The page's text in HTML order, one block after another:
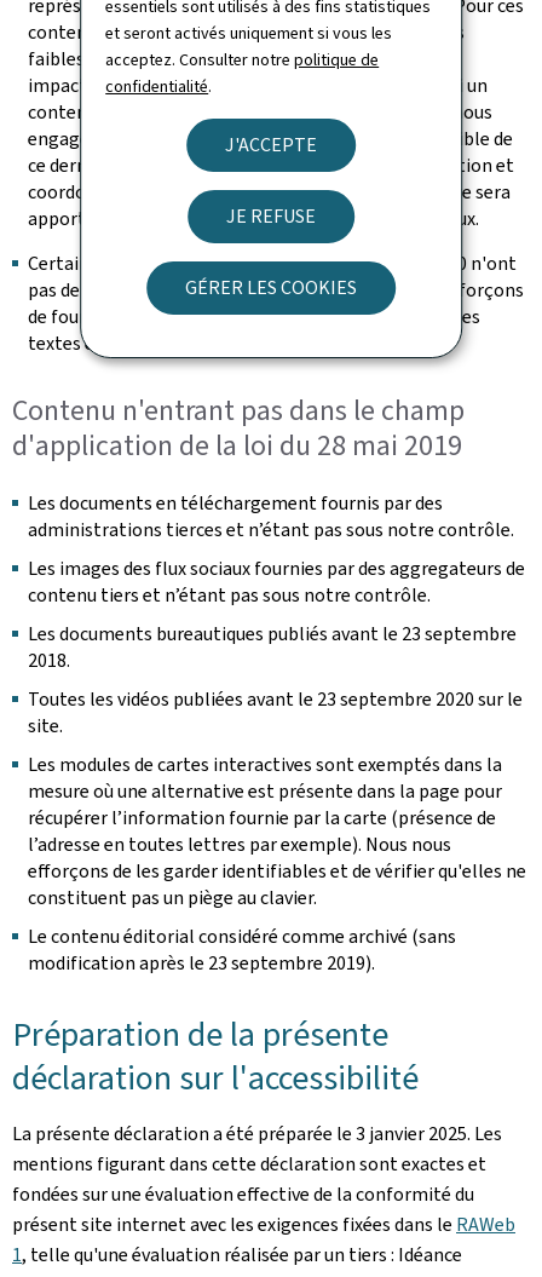
essentiels sont utilisés à des fins statistiques
et seront activés uniquement si vous les
acceptez. Consulter notrepolitique de
confidentialité.
J'ACCEPTE
JE REFUSE
GÉRER LES COOKIES
représente une charge de travail trop conséquente. Pour ces
contenus, il a été vérifié que, bien que présentant des
faiblesses de structuration, les non-conformités les
impactant ne bloquent pas l’accès à l’information. Si un
contenu s’avérait malgré tout non accessible, nous nous
engageons à fournir sur demande une version accessible de
ce dernier (se référer à la section « Retour d'information et
coordonnées de contact »). Une attention particulière sera
apportée à la rédaction des futurs contenus éditoriaux.
Certaines vidéos publiées après le 23 septembre 2020 n'ont
pas de transcription textuelle adaptée. Nous nous efforçons
de fournir les messages transmis dans la vidéo dans les
textes environnants
Contenu n'entrant pas dans le champ
d'application de la loi du 28 mai 2019
Les documents en téléchargement fournis par des
administrations tierces et n’étant pas sous notre contrôle.
Les images des flux sociaux fournies par des aggregateurs de
contenu tiers et n’étant pas sous notre contrôle.
Les documents bureautiques publiés avant le 23 septembre
2018.
Toutes les vidéos publiées avant le 23 septembre 2020 sur le
site.
Les modules de cartes interactives sont exemptés dans la
mesure où une alternative est présente dans la page pour
récupérer l’information fournie par la carte (présence de
l’adresse en toutes lettres par exemple). Nous nous
efforçons de les garder identifiables et de vérifier qu'elles ne
constituent pas un piège au clavier.
Le contenu éditorial considéré comme archivé (sans
modification après le 23 septembre 2019).
Préparation de la présente
déclaration sur l'accessibilité
La présente déclaration a été préparée le3 janvier 2025. Les
mentions figurant dans cette déclaration sont exactes et
fondées sur une évaluation effective de la conformité du
présent site internet avec les exigences fixées dans le RAWeb
1, telle qu'une évaluation réalisée par un tiers : Idéance